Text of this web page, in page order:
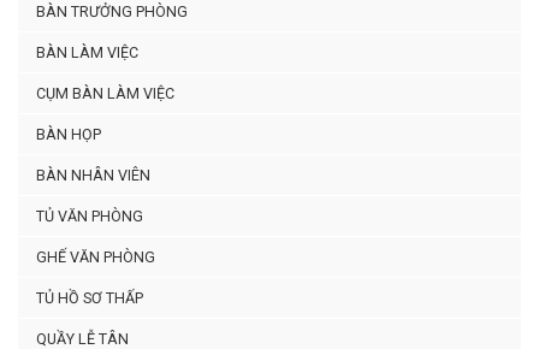
BÀN TRƯỞNG PHÒNG
BÀN LÀM VIỆC
CỤM BÀN LÀM VIỆC
BÀN HỌP
BÀN NHÂN VIÊN
TỦ VĂN PHÒNG
GHẾ VĂN PHÒNG
TỦ HỒ SƠ THẤP
QUẦY LỄ TÂN